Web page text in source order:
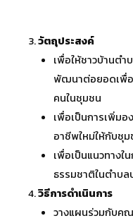
วัตถุประสงค์
เพื่อให้ชาวบ้านตำ
พัฒนาต่อยอดเพื่
คนในชุมชน
เพื่อเป็นการเพิ่มอ
อาชีพใหม่ให้กับชุ
เพื่อเป็นแนวทางใ
ธรรมชาติในตำบล
วิธีการดำเนินการ
วางแผนร่วมกับค